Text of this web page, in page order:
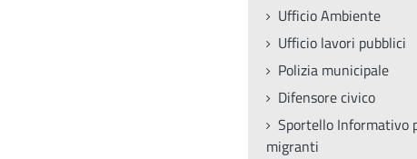
Ufficio Ambiente
Ufficio lavori pubblici
Polizia municipale
Difensore civico
Sportello Informativo
migranti